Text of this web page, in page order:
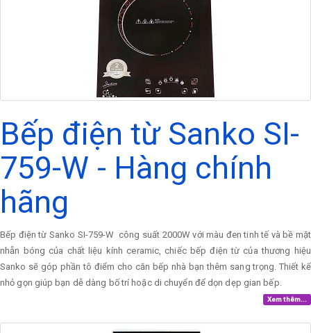
Bếp điện từ Sanko SI-
759-W - Hàng chính
hãng
Bếp điện từ Sanko SI-759-W công suất 2000W với màu đen tinh tế và bề mặt
nhẵn bóng của chất liệu kính ceramic, chiếc bếp điện từ của thương hiệu
Sanko sẽ góp phần tô điểm cho căn bếp nhà bạn thêm sang trọng. Thiết kế
nhỏ gọn giúp bạn dễ dàng bố trí hoặc di chuyển để dọn dẹp gian bếp.
Xem thêm...